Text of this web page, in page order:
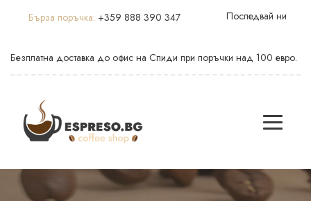
Бърза поръчка: +359 888 390 347 Последвай ни
Безплатна доставка до офис на Спиди при поръчки над 100 евро.